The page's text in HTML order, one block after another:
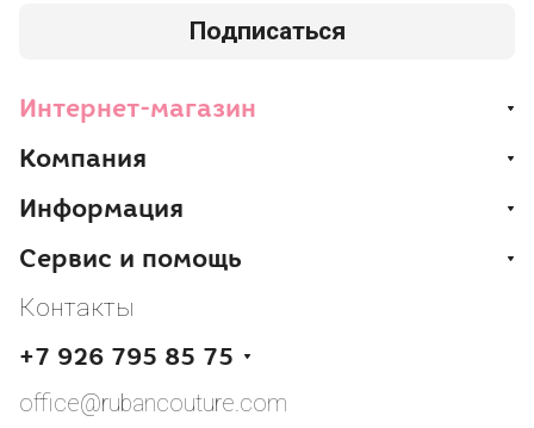
Подписаться
Интернет-магазин
Компания
Информация
Сервис и помощь
Контакты
+7 926 795 85 75
office@rubancouture.com